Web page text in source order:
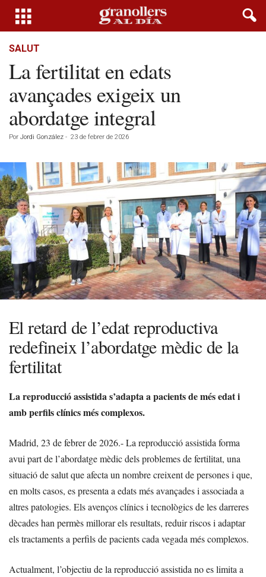
SALUT
La fertilitat en edats
avançades exigeix un
abordatge integral
Por Jordi González - 23 de febrer de 2026
El retard de l’edat reproductiva
redefineix l’abordatge mèdic de la
fertilitat
La reproducció assistida s’adapta a pacients de més edat i
amb perfils clínics més complexos.
Madrid, 23 de febrer de 2026.- La reproducció assistida forma
avui part de l’abordatge mèdic dels problemes de fertilitat, una
situació de salut que afecta un nombre creixent de persones i que,
en molts casos, es presenta a edats més avançades i associada a
altres patologies. Els avenços clínics i tecnològics de les darreres
dècades han permès millorar els resultats, reduir riscos i adaptar
els tractaments a perfils de pacients cada vegada més complexos.
Actualment, l’objectiu de la reproducció assistida no es limita a